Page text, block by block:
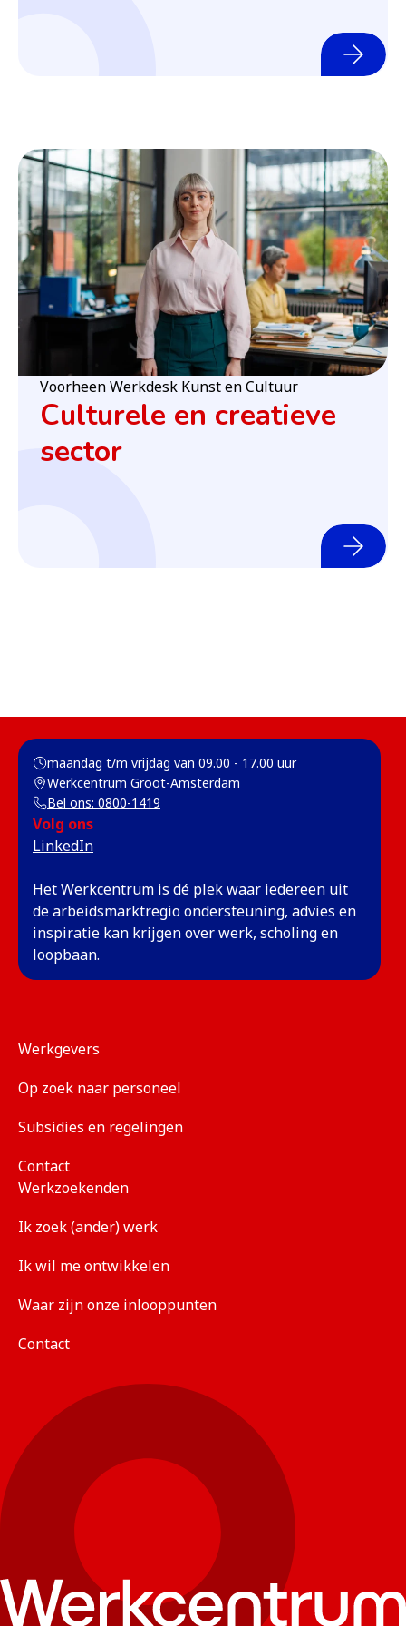
Voorheen Werkdesk Kunst en Cultuur
Culturele en creatieve
sector
maandag t/m vrijdag van 09.00 - 17.00 uur
Werkcentrum Groot-Amsterdam
(opent in een nieuw tabblad)
Bel ons: 0800-1419
Volg ons
LinkedIn(opent in een nieuw tabblad)
Het Werkcentrum is dé plek waar iedereen uit
de arbeidsmarktregio ondersteuning, advies en
inspiratie kan krijgen over werk, scholing en
loopbaan.
Werkgevers
Op zoek naar personeel
Subsidies en regelingen
Contact
Werkzoekenden
Ik zoek (ander) werk
Ik wil me ontwikkelen
Waar zijn onze inlooppunten
Contact